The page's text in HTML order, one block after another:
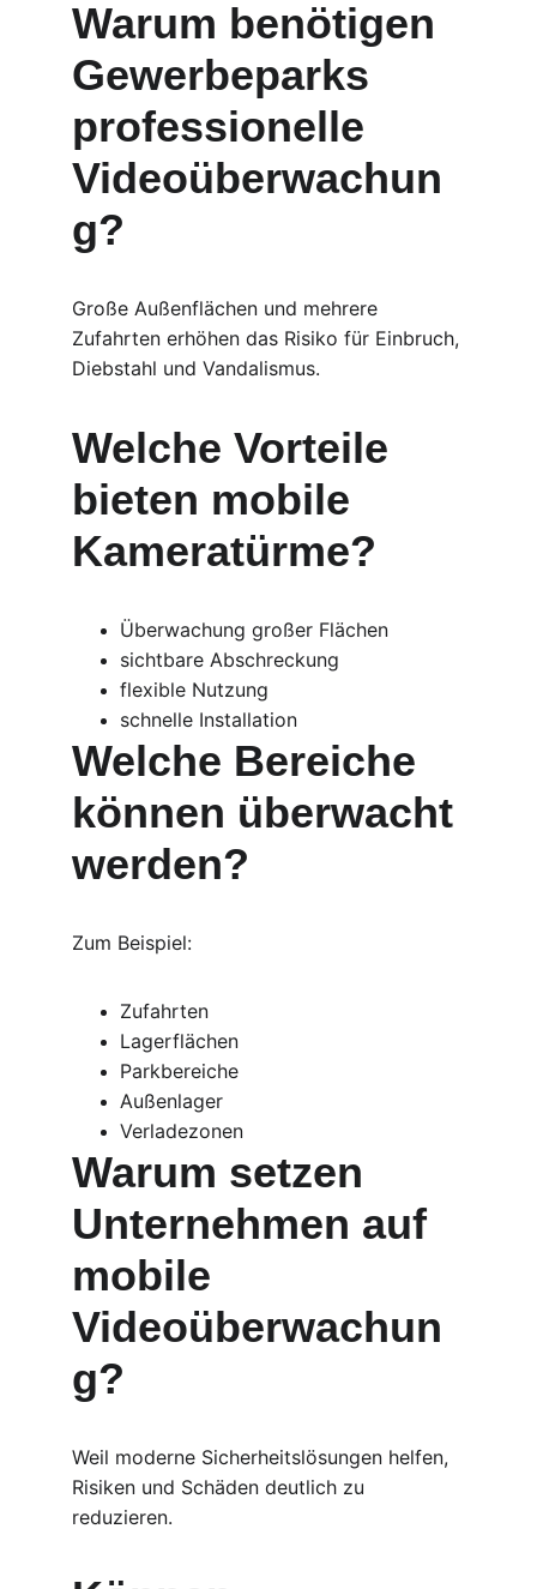
Warum benötigen
Gewerbeparks
professionelle
Videoüberwachun
g?
Große Außenflächen und mehrere
Zufahrten erhöhen das Risiko für Einbruch,
Diebstahl und Vandalismus.
Welche Vorteile
bieten mobile
Kameratürme?
Überwachung großer Flächen
sichtbare Abschreckung
flexible Nutzung
schnelle Installation
Welche Bereiche
können überwacht
werden?
Zum Beispiel:
Zufahrten
Lagerflächen
Parkbereiche
Außenlager
Verladezonen
Warum setzen
Unternehmen auf
mobile
Videoüberwachun
g?
Weil moderne Sicherheitslösungen helfen,
Risiken und Schäden deutlich zu
reduzieren.